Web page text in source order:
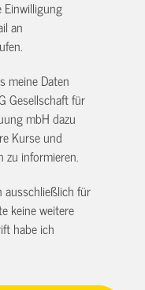
Einwilligung
an
meine Daten
Gesellschaft für
mbH dazu
Kurse und
zu informieren.
ausschließlich für
keine weitere
habe ich